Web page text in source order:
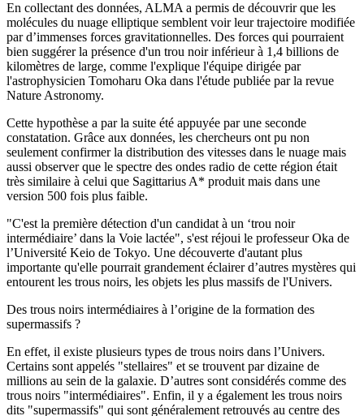
En collectant des données, ALMA a permis de découvrir que les
molécules du nuage elliptique semblent voir leur trajectoire modifiée
par d’immenses forces gravitationnelles. Des forces qui pourraient
bien suggérer la présence d'un trou noir inférieur à 1,4 billions de
kilomètres de large, comme l'explique l'équipe dirigée par
l'astrophysicien Tomoharu Oka dans l'étude publiée par la revue
Nature Astronomy.
Cette hypothèse a par la suite été appuyée par une seconde
constatation. Grâce aux données, les chercheurs ont pu non
seulement confirmer la distribution des vitesses dans le nuage mais
aussi observer que le spectre des ondes radio de cette région était
très similaire à celui que Sagittarius A* produit mais dans une
version 500 fois plus faible.
"C'est la première détection d'un candidat à un ‘trou noir
intermédiaire’ dans la Voie lactée", s'est réjoui le professeur Oka de
l’Université Keio de Tokyo. Une découverte d'autant plus
importante qu'elle pourrait grandement éclairer d’autres mystères qui
entourent les trous noirs, les objets les plus massifs de l'Univers.
Des trous noirs intermédiaires à l’origine de la formation des
supermassifs ?
En effet, il existe plusieurs types de trous noirs dans l’Univers.
Certains sont appelés "stellaires" et se trouvent par dizaine de
millions au sein de la galaxie. D’autres sont considérés comme des
trous noirs "intermédiaires". Enfin, il y a également les trous noirs
dits "supermassifs" qui sont généralement retrouvés au centre des